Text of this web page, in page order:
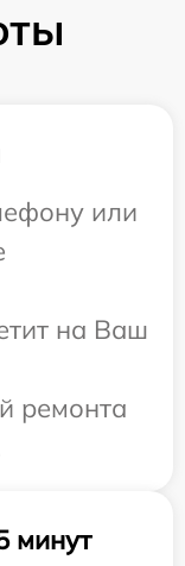
или
на Ваш
ремонта
минут